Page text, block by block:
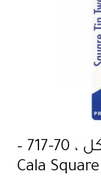
ملاقط كالا مربعة الشكل ، 70-717 –
Cala